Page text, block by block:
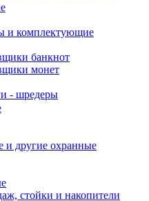
и комплектующие
банкнот
монет
- шредеры
и другие охранные
стойки и накопители